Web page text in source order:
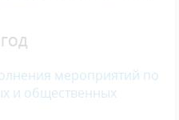
ГОД
мероприятий по
и общественных